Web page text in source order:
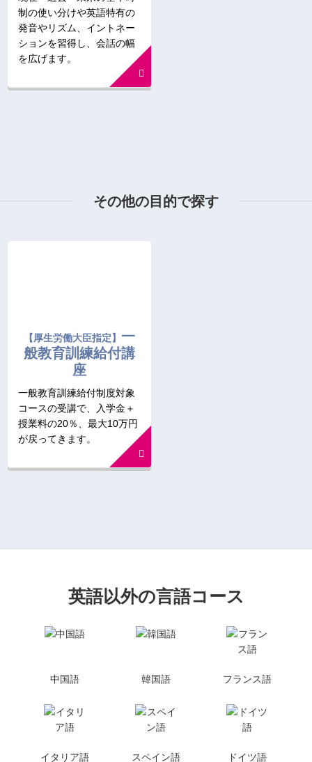
制の使い分けや英語特有の
発音やリズム、イントネー
ションを習得し、会話の幅
を広げます。
その他の目的で探す
【厚生労働大臣指定】 一
般教育訓練給付講
座
一般教育訓練給付制度対象
コースの受講で、入学金＋
授業料の20％、最大10万円
が戻ってきます。
英語以外の言語コース
中国語 韓国語 フランス語
イタリア語 スペイン語 ドイツ語